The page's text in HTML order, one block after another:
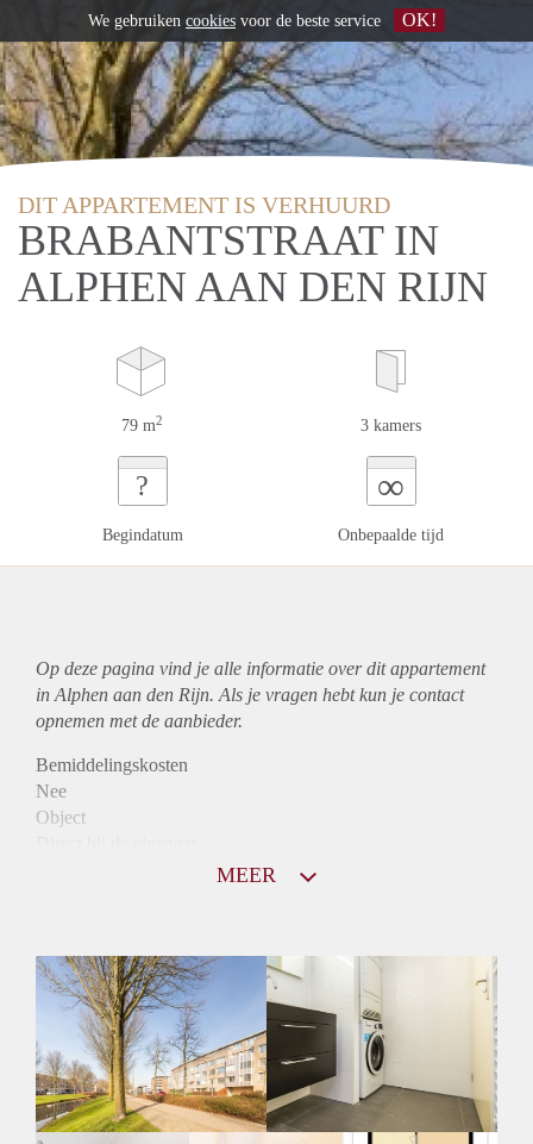
DIT APPARTEMENT IS VERHUURD
BRABANTSTRAAT IN
ALPHEN AAN DEN RIJN
79 m2 3 kamers
?
Begindatum
∞
Onbepaalde tijd
Op deze pagina vind je alle informatie over ditappartement
in Alphen aan den Rijn. Als je vragen hebt kun je contact
opnemen met de aanbieder.
Bemiddelingskosten
Nee
Object
Huurtoeslag
Niet mogelijk
Inkomen eis
3,1 X Maandhuur Bruto
Huurtermijn
Onbepaalde termijn
Oplevering
MEER
We gebruiken cookies voor de beste service OK!